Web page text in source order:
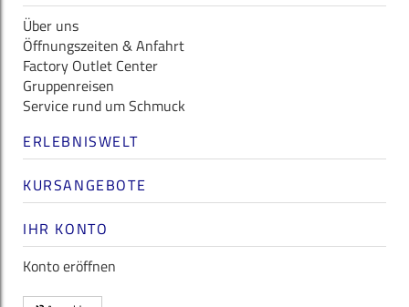
Über uns
Öffnungszeiten & Anfahrt
Factory Outlet Center
Gruppenreisen
Service rund um Schmuck
ERLEBNISWELT
KURSANGEBOTE
IHR KONTO
Konto eröffnen